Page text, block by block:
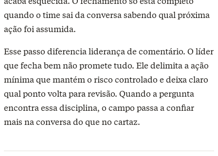
quando o time sai da conversa sabendo qual próxima
ação foi assumida.
Esse passo diferencia liderança de comentário. O líder
que fecha bem não promete tudo. Ele delimita a ação
mínima que mantém o risco controlado e deixa claro
qual ponto volta para revisão. Quando a pergunta
encontra essa disciplina, o campo passa a confiar
mais na conversa do que no cartaz.